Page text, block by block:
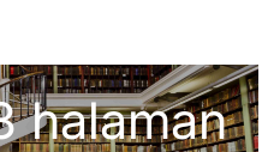
halaman